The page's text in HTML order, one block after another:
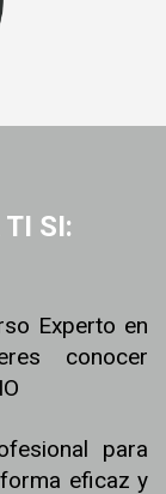
TI SI:
Experto en
conocer
para
eficaz y